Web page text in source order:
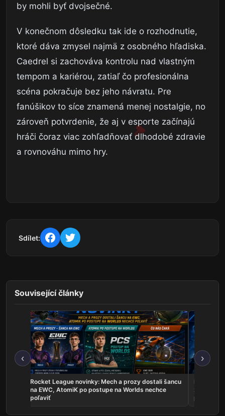
by mohli byť dvojsečné.
V konečnom dôsledku tak ide o rozhodnutie,
ktoré dáva zmysel najmä z osobného hľadiska.
Caedrel si zachováva kontrolu nad vlastným
tempom a kariérou, zatiaľ čo profesionálna
scéna pokračuje bez jeho návratu. Pre
fanúšikov to síce znamená menej nostalgie, no
zároveň potvrdenie, že aj v esporte začínajú
hráči čoraz viac zohľadňovať dlhodobé zdravie
a rovnováhu mimo hry.
Sdílet:
Související články
‹
Rocket League novinky: Mech a prozy dostali šancu
na EWC, AtomiK po postupe na Worlds nechce
poľaviť
Najnovšie
zahrá o
predstavil
›